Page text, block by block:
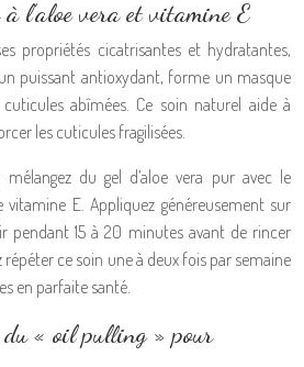
l’aloe vera et vitamine E
propriétés cicatrisantes et hydratantes,
puissant antioxydant, forme un masque
abîmées. Ce soin naturel aide à
les cuticules fragilisées.
du gel d’aloe vera pur avec le
vitamine E. Appliquez généreusement sur
pendant 15 à 20 minutes avant de rincer
ce soin une à deux fois par semaine
en parfaite santé.
du « oil pulling » pour